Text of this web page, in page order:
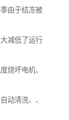
由于结冻被
减低了运行
烧坏电机、
动清洗、、